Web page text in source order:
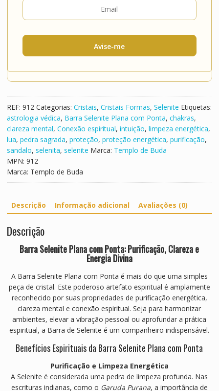
Avise-me
REF: 912 Categorias: Cristais, Cristais Formas, Selenite Etiquetas:
astrologia védica, Barra Selenite Plana com Ponta, chakras,
clareza mental, Conexão espiritual, intuição, limpeza energética,
lua, pedra sagrada, proteção, proteção energética, purificação,
sandalo, selenita, selenite Marca: Templo de Buda
MPN: 912
Marca: Templo de Buda
Descrição Informação adicional Avaliações (0)
Descrição
Barra Selenite Plana com Ponta: Purificação, Clareza e
Energia Divina
A Barra Selenite Plana com Ponta é mais do que uma simples
peça de cristal. Este poderoso artefato espiritual é amplamente
reconhecido por suas propriedades de purificação energética,
clareza mental e conexão espiritual. Seja para harmonizar
ambientes, elevar a vibração pessoal ou aprofundar a prática
espiritual, a Barra de Selenite é um companheiro indispensável.
Benefícios Espirituais da Barra Selenite Plana com Ponta
Purificação e Limpeza Energética
A Selenite é considerada uma pedra de limpeza profunda. Nas
escrituras indianas, como o Garuda Purana, a importância de